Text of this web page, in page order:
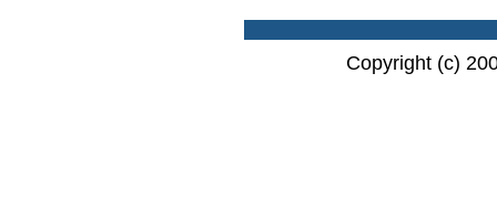
Copyright (c)